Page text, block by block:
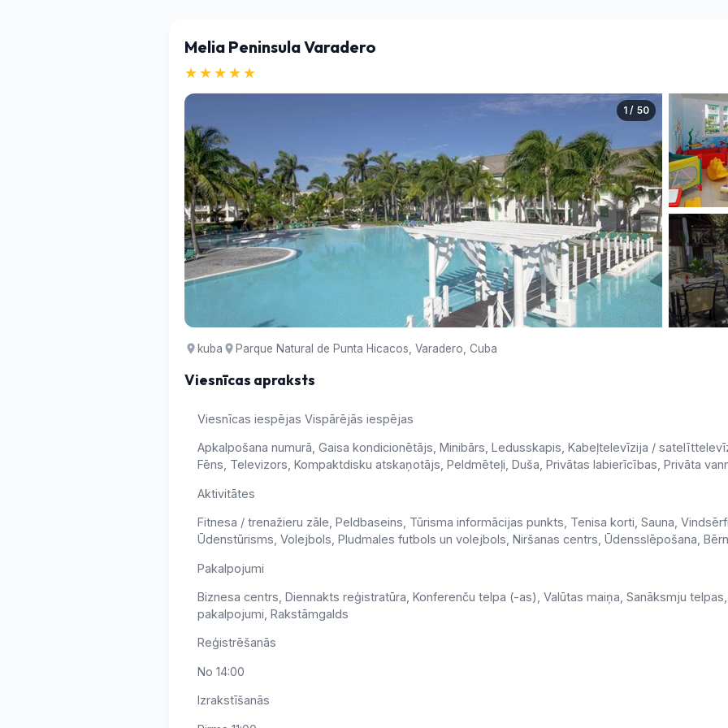
Melia Peninsula Varadero
★★★★★
1 / 50
kuba Parque Natural de Punta Hicacos, Varadero, Cuba
Viesnīcas apraksts
Viesnīcas iespējas Vispārējās iespējas
Apkalpošana numurā, Gaisa kondicionētājs, Minibārs, Ledusskapis, Kabeļtelevīzija /
Fēns, Televizors, Kompaktdisku atskaņotājs, Peldmēteļi, Duša, Privātas labierīcības, Privāta
Aktivitātes
Fitnesa / trenažieru zāle, Peldbaseins, Tūrisma informācijas punkts, Tenisa korti, Sauna,
Ūdenstūrisms, Volejbols, Pludmales futbols un volejbols, Niršanas centrs, Ūdensslēpošana,
Pakalpojumi
Biznesa centrs, Diennakts reģistratūra, Konferenču telpa (-as), Valūtas maiņa, Sanāksmju
pakalpojumi, Rakstāmgalds
Reģistrēšanās
No 14:00
Izrakstīšanās